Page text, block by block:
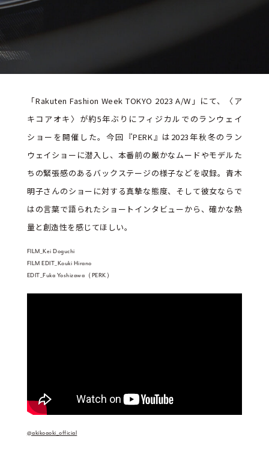
「Rakuten Fashion Week TOKYO 2023 A/W」にて、〈ア
キコアオキ〉が約5年ぶりにフィジカルでのランウェイ
ショーを開催した。今回『PERK』は2023年秋冬のラン
ウェイショーに潜入し、本番前の厳かなムードやモデルた
ちの緊張感のあるバックステージの様子などを収録。青木
明子さんのショーに対する真摯な態度、そして彼女ならで
はの言葉で語られたショートインタビューから、確かな熱
量と創造性を感じてほしい。
FILM_Kei Doguchi
FILM EDIT_Kouki Hirano
EDIT_Fuka Yoshizawa（PERK）
@akikoaoki_official